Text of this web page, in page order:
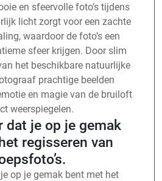
en sfeervolle foto’s tijdens
licht zorgt voor een zachte
waardoor de foto’s een
sfeer krijgen. Door slim
het beschikbare natuurlijke
prachtige beelden
en magie van de bruiloft
weerspiegelen.
dat je op je gemak
regisseren van
op je gemak bent met het